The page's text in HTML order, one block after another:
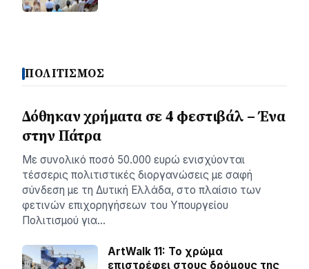
ΠΟΛΙΤΙΣΜΟΣ
Δόθηκαν χρήματα σε 4 φεστιβάλ – Ένα
στην Πάτρα
Με συνολικό ποσό 50.000 ευρώ ενισχύονται
τέσσερις πολιτιστικές διοργανώσεις με σαφή
σύνδεση με τη Δυτική Ελλάδα, στο πλαίσιο των
φετινών επιχορηγήσεων του Υπουργείου
Πολιτισμού για…
ArtWalk 11: Το χρώμα
επιστρέφει στους δρόμους της